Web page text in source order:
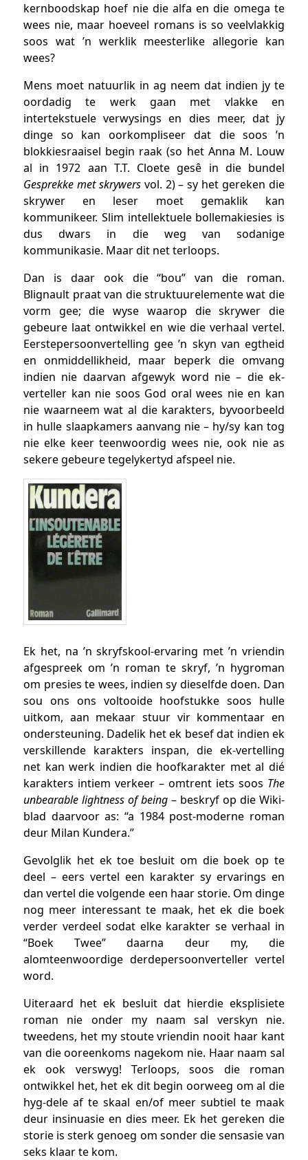
kernboodskap hoef nie die alfa en die omega te
wees nie, maar hoeveel romans is so veelvlakkig
soos wat ’n werklik meesterlike allegorie kan
wees?
Mens moet natuurlik in ag neem dat indien jy te
oordadig te werk gaan met vlakke en
intertekstuele verwysings en dies meer, dat jy
dinge so kan oorkompliseer dat die soos ’n
blokkiesraaisel begin raak (so het Anna M. Louw
al in 1972 aan T.T. Cloete gesê in die bundel
Gesprekke met skrywersvol. 2) – sy het gereken die
skrywer en leser moet gemaklik kan
kommunikeer. Slim intellektuele bollemakiesies is
dus dwars in die weg van sodanige
kommunikasie. Maar dit net terloops.
Dan is daar ook die “bou” van die roman.
Blignault praat van die struktuurelemente wat die
vorm gee; die wyse waarop die skrywer die
gebeure laat ontwikkel en wie die verhaal vertel.
Eerstepersoonvertelling gee ’n skyn van egtheid
en onmiddellikheid, maar beperk die omvang
indien nie daarvan afgewyk word nie – die ek-
verteller kan nie soos God oral wees nie en kan
nie waarneem wat al die karakters, byvoorbeeld
in hulle slaapkamers aanvang nie – hy/sy kan tog
nie elke keer teenwoordig wees nie, ook nie as
sekere gebeure tegelykertyd afspeel nie.
Ek het, na ’n skryfskool-ervaring met ’n vriendin
afgespreek om ’n roman te skryf, ’n hygroman
om presies te wees, indien sy dieselfde doen. Dan
sou ons ons voltooide hoofstukke soos hulle
uitkom, aan mekaar stuur vir kommentaar en
ondersteuning. Dadelik het ek besef dat indien ek
verskillende karakters inspan, die ek-vertelling
net kan werk indien die hoofkarakter met al dié
karakters intiem verkeer – omtrent iets soos The
unbearable lightness of being – beskryf op die Wiki-
blad daarvoor as: “a 1984 post-moderne roman
deur Milan Kundera.”
Gevolglik het ek toe besluit om die boek op te
deel – eers vertel een karakter sy ervarings en
dan vertel die volgende een haar storie. Om dinge
nog meer interessant te maak, het ek die boek
verder verdeel sodat elke karakter se verhaal in
“Boek Twee” daarna deur my, die
alomteenwoordige derdepersoonverteller vertel
word.
Uiteraard het ek besluit dat hierdie eksplisiete
roman nie onder my naam sal verskyn nie.
tweedens, het my stoute vriendin nooit haar kant
van die ooreenkoms nagekom nie. Haar naam sal
ek ook verswyg! Terloops, soos die roman
ontwikkel het, het ek dit begin oorweeg om al die
hyg-dele af te skaal en/of meer subtiel te maak
deur insinuasie en dies meer. Ek het gereken die
storie is sterk genoeg om sonder die sensasie van
seks klaar te kom.